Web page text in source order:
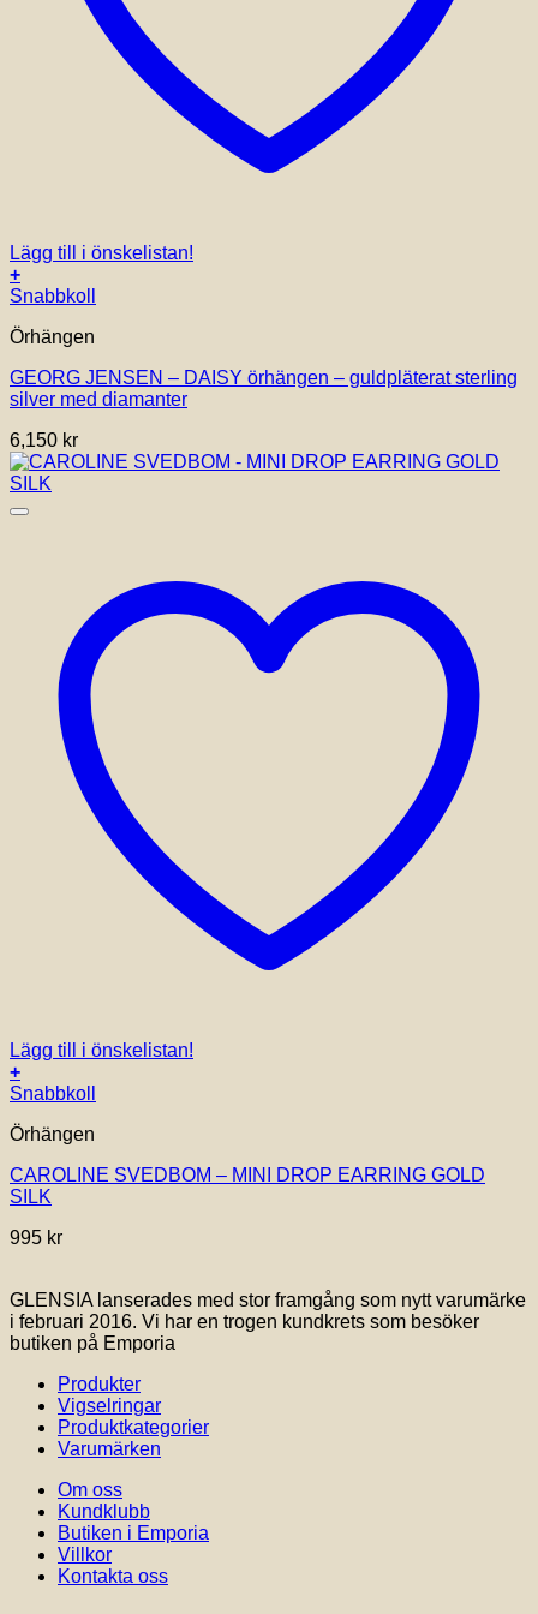
Lägg till i önskelistan!
+
Snabbkoll
Örhängen
GEORG JENSEN – DAISY örhängen – guldpläterat sterling
silver med diamanter
6,150 kr
Lägg till i önskelistan!
+
Snabbkoll
Örhängen
CAROLINE SVEDBOM – MINI DROP EARRING GOLD
SILK
995 kr
GLENSIA lanserades med stor framgång som nytt varumärke
i februari 2016. Vi har en trogen kundkrets som besöker
butiken på Emporia
Produkter
Vigselringar
Produktkategorier
Varumärken
Om oss
Kundklubb
Butiken i Emporia
Villkor
Kontakta oss